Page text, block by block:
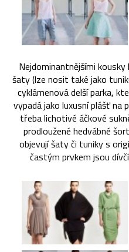
Nejdominantnějšími
šaty (lze nosit také jako
cyklámenová delší parka,
vypadá jako luxusní plášť na
třeba lichotivé áčkové
prodloužené hedvábné
objevují šaty či tuniky s
častým prvkem jsou